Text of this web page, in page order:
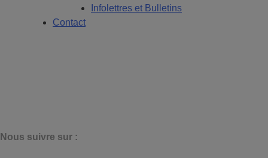
Infolettres et Bulletins
Contact
N ous suivre sur :